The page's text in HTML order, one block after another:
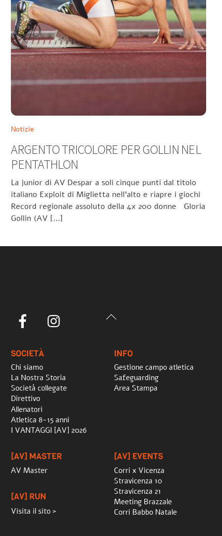
Notizie
ARGENTO TRICOLORE PER GOLLIN NEL
PENTATHLON
La junior di AV Despar a soli cinque punti dal titolo
italiano Exploit di Miglietta nell’alto e riapre i giochi
Record regionale assoluto della 4x 200 donne Gloria
Gollin (AV […]
Back
Facebook
SOCIETÀ
Chi siamo
La Nostra Storia
Società collegate
Direttivo
Allenatori
Atletica 8-15 anni
I VANTAGGI [AV] 2026
INFO
Gestione campo atletica
Safeguarding
Area Stampa
[AV] MASTER
AV Master
[AV] RUN
Visita il sito >
[AV] EVENTS
Corri x Vicenza
Stravicenza 10
Stravicenza 21
Meeting Brazzale
Corri Babbo Natale